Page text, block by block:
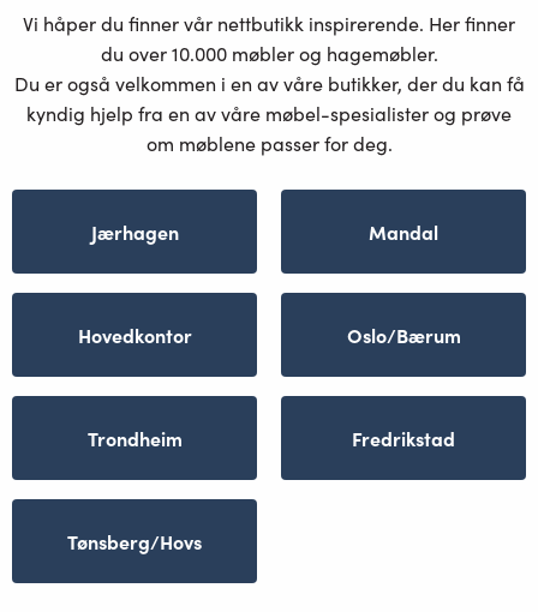
Vi håper du finner vår nettbutikk inspirerende. Her finner
du over 10.000 møbler og hagemøbler.
Du er også velkommen i en av våre butikker, der du kan få
kyndig hjelp fra en av våre møbel-spesialister og prøve
om møblene passer for deg.
Jærhagen Mandal
Hovedkontor Oslo/Bærum
Trondheim Fredrikstad
Tønsberg/Hovs